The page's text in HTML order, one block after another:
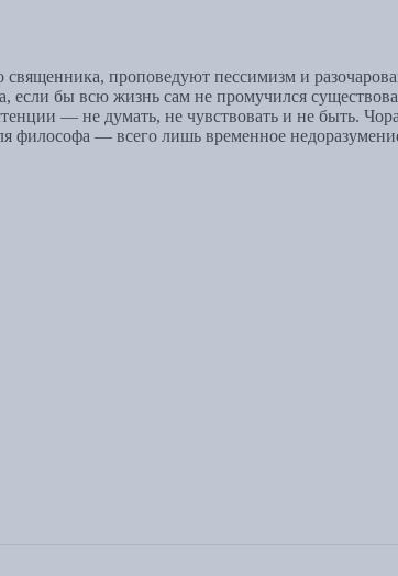
проповедуют пессимизм и
если бы всю жизнь сам не промучился
— не думать, не чувствовать и не быть.
философа — всего лишь временное